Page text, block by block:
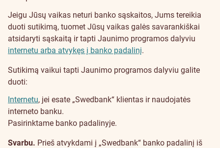
Jeigu Jūsų vaikas neturi banko sąskaitos, Jums tereikia
duoti sutikimą, tuomet Jūsų vaikas galės savarankiškai
atsidaryti sąskaitą ir tapti Jaunimo programos dalyviu
internetu arba atvykęs į banko padalinį.
Sutikimą vaikui tapti Jaunimo programos dalyviu galite
duoti:
Internetu, jei esate „Swedbank“ klientas ir naudojatės
interneto banku.
Pasirinktame banko padalinyje.
Svarbu. Prieš atvykdami į „Swedbank“ banko padalinį iš